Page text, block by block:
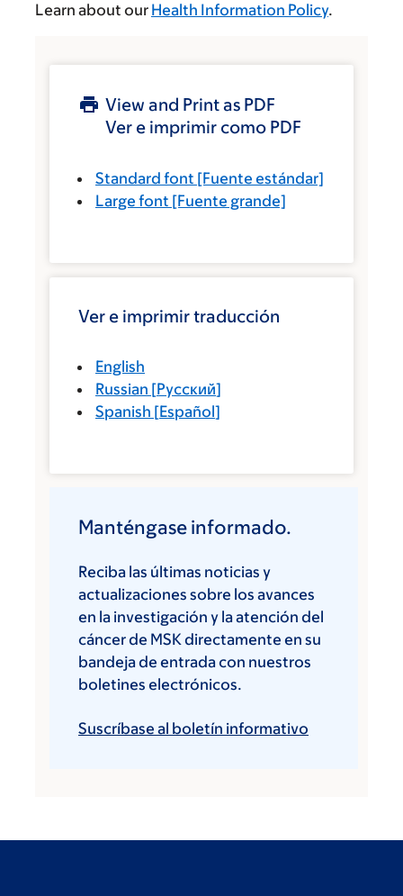
Learn about our Health Information Policy.
View and Print as PDF
Ver e imprimir como PDF
Standard font [Fuente estándar]
Large font [Fuente grande]
Ver e imprimir traducción
English
Russian [Русский]
Spanish [Español]
Manténgase informado.
Reciba las últimas noticias y
actualizaciones sobre los avances
en la investigación y la atención del
cáncer de MSK directamente en su
bandeja de entrada con nuestros
boletines electrónicos.
Suscríbase al boletín informativo